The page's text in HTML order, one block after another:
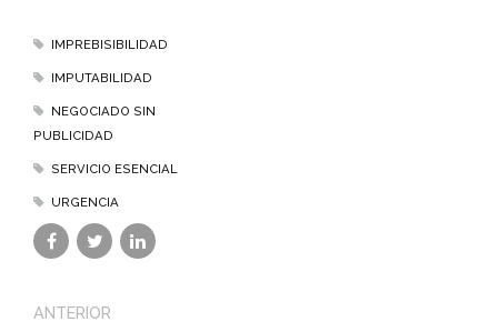
IMPREBISIBILIDAD
IMPUTABILIDAD
NEGOCIADO SIN
PUBLICIDAD
SERVICIO ESENCIAL
URGENCIA
ANTERIOR